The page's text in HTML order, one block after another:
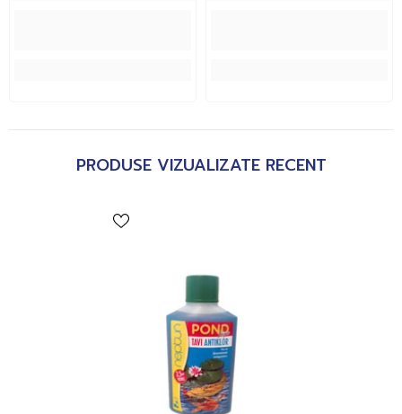
PRODUSE VIZUALIZATE RECENT